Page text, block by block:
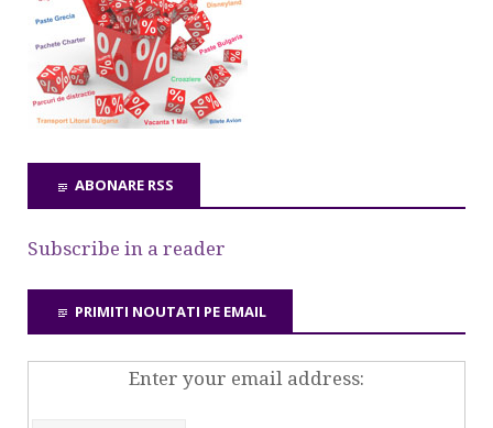
ABONARE RSS
Subscribe in a reader
PRIMITI NOUTATI PE EMAIL
Enter your email address: